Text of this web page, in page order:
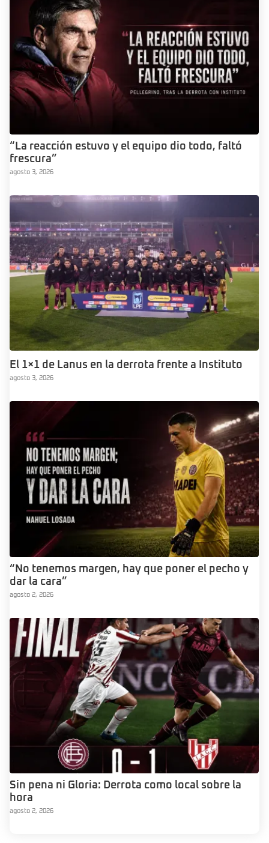
“La reacción estuvo y el equipo dio todo, faltó
frescura”
agosto 3, 2026
El 1×1 de Lanus en la derrota frente a Instituto
agosto 3, 2026
“No tenemos margen, hay que poner el pecho y
dar la cara”
agosto 2, 2026
Sin pena ni Gloria: Derrota como local sobre la
hora
agosto 2, 2026